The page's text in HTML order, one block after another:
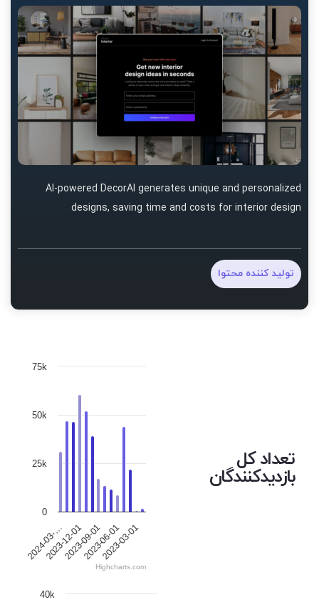
AI-powered DecorAI generates unique and personalized
designs, saving time and costs for interior design
تولید کننده محتوا
تعداد کل
بازدیدکنندگان
2024-03-…
2023-12-012023-09-012023-06-01
2023-03-01
0
25k
50k
75k
Highcharts.com
40k